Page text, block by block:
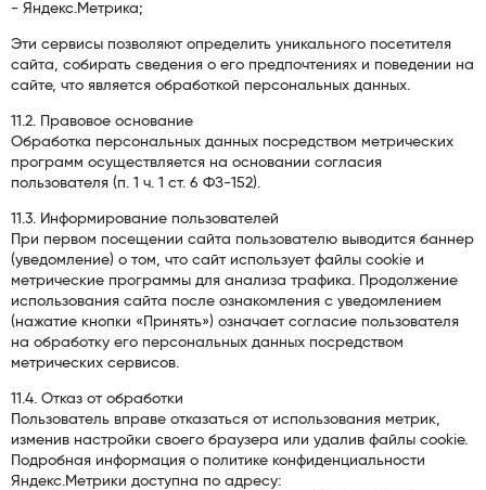
- Яндекс.Метрика;
Эти сервисы позволяют определить уникального посетителя
сайта, собирать сведения о его предпочтениях и поведении на
сайте, что является обработкой персональных данных.
11.2. Правовое основание
Обработка персональных данных посредством метрических
программ осуществляется на основании согласия
пользователя (п. 1 ч. 1 ст. 6 ФЗ-152).
11.3. Информирование пользователей
При первом посещении сайта пользователю выводится баннер
(уведомление) о том, что сайт использует файлы cookie и
метрические программы для анализа трафика. Продолжение
использования сайта после ознакомления с уведомлением
(нажатие кнопки «Принять») означает согласие пользователя
на обработку его персональных данных посредством
метрических сервисов.
11.4. Отказ от обработки
Пользователь вправе отказаться от использования метрик,
изменив настройки своего браузера или удалив файлы cookie.
Подробная информация о политике конфиденциальности
Яндекс.Метрики доступна по адресу: